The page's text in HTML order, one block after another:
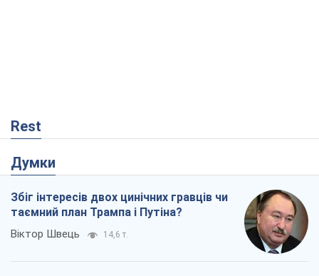
Rest
Думки
Збіг інтересів двох цинічних гравців чи
таємний план Трампа і Путіна?
Віктор Швець 14,6 т.